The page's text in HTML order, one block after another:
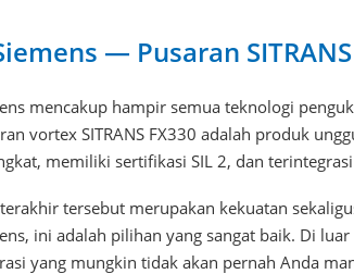
— Pusaran
mencakup hampir semua teknologi
vortex SITRANS FX330 adalah produk
memiliki sertifikasi SIL 2, dan
tersebut merupakan kekuatan
ini adalah pilihan yang sangat baik. Di
yang mungkin tidak akan pernah Anda